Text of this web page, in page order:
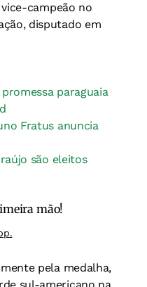
campeão no
disputado em
paraguaia
Fratus anuncia
são eleitos
mão!
pela medalha,